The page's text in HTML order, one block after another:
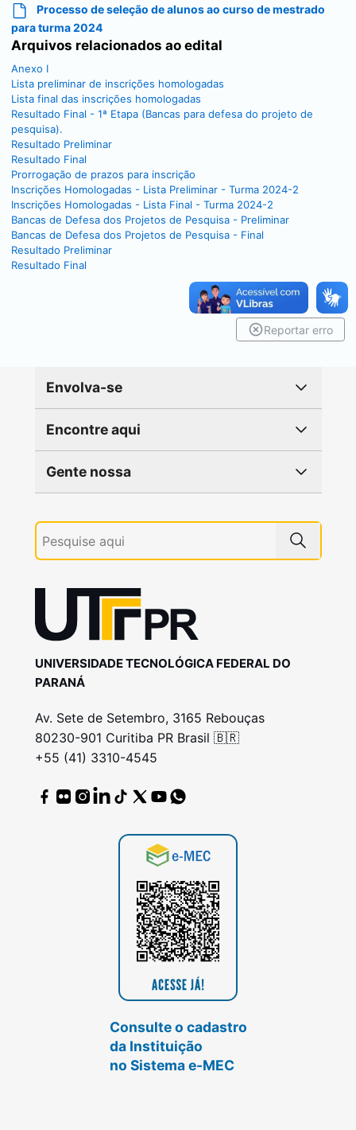
Processo de seleção de alunos ao curso de mestrado
para turma 2024
Arquivos relacionados ao edital
Anexo I
Lista preliminar de inscrições homologadas
Lista final das inscrições homologadas
Resultado Final - 1ª Etapa (Bancas para defesa do projeto de
pesquisa).
Resultado Preliminar
Resultado Final
Prorrogação de prazos para inscrição
Inscrições Homologadas - Lista Preliminar - Turma 2024-2
Inscrições Homologadas - Lista Final - Turma 2024-2
Bancas de Defesa dos Projetos de Pesquisa - Preliminar
Bancas de Defesa dos Projetos de Pesquisa - Final
Resultado Preliminar
Resultado Final
Reportar erro
Envolva-se
Encontre aqui
Gente nossa
UNIVERSIDADE TECNOLÓGICA FEDERAL DO
PARANÁ
Av. Sete de Setembro, 3165 Rebouças
80230-901 Curitiba PR Brasil 🇧🇷
+55 (41) 3310-4545
Consulte o cadastro
da Instituição
no Sistema e-MEC